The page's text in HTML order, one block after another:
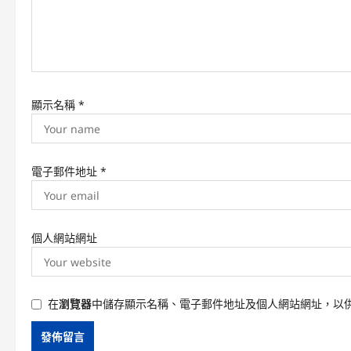
顯示名稱 *
電子郵件地址 *
個人網站網址
在瀏覽器中儲存顯示名稱、電子郵件地址及個人網站網址，以